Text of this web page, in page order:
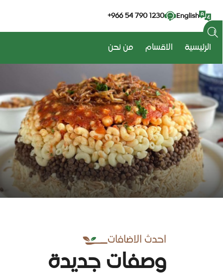
English
+966 54 790 1230
الرئيسية الاقسام من نحن
احدث الاضافات
وصفات جديدة